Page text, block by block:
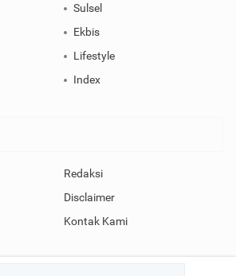
Sulsel
Ekbis
Lifestyle
Index
Redaksi
Disclaimer
Kontak Kami